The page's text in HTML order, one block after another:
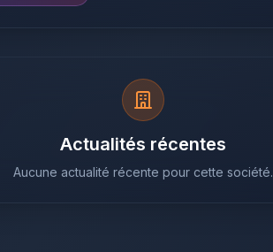
Actualités récentes
Aucune actualité récente pour cette société.